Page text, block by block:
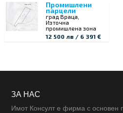
Промишлени
парцели
град Враца,
Източна
промишлена зона
12 500 лв / 6 391 €
ЗА НАС
Имот Консулт е фирма с основен